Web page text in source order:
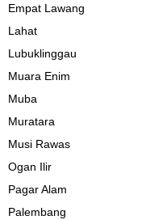
Empat Lawang
Lahat
Lubuklinggau
Muara Enim
Muba
Muratara
Musi Rawas
Ogan Ilir
Pagar Alam
Palembang